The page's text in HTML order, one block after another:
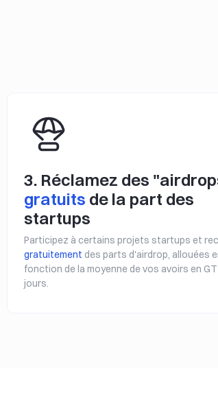
3. Réclamez des
gratuits de la part des
startups
Participez à certains projets startups et
gratuitement des parts d'airdrop, allouées
fonction de la moyenne de vos avoirs en
jours.